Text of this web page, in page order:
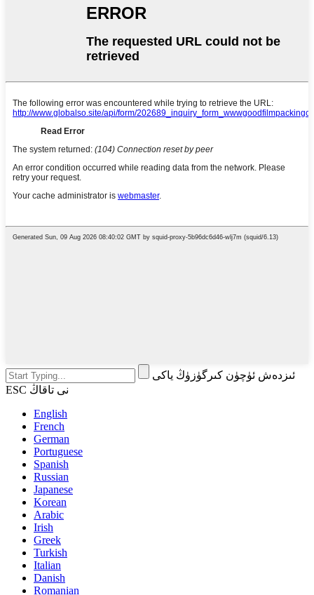
ئىزدەش ئۈچۈن كىرگۈزۈڭ ياكى
ESC نى تاقاڭ
English
French
German
Portuguese
Spanish
Russian
Japanese
Korean
Arabic
Irish
Greek
Turkish
Italian
Danish
Romanian